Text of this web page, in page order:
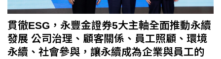
貫徹ESG，永豐金證券5大主軸全面推動永續
發展 公司治理、顧客關係、員工照顧、環境
永續、社會參與，讓永續成為企業與員工的